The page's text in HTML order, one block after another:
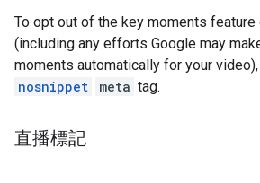
To opt out of the key moments
(including any efforts Google may
moments automatically for your
nosnippet
meta tag.
直播標記